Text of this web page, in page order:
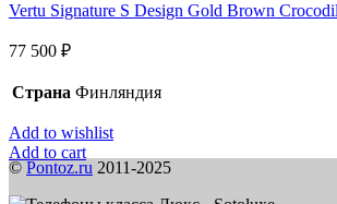
Vertu Signature S Design Gold Brown
77 500 ₽
Страна Финляндия
Add to wishlist
Add to cart
© Pontoz.ru 2011-2025